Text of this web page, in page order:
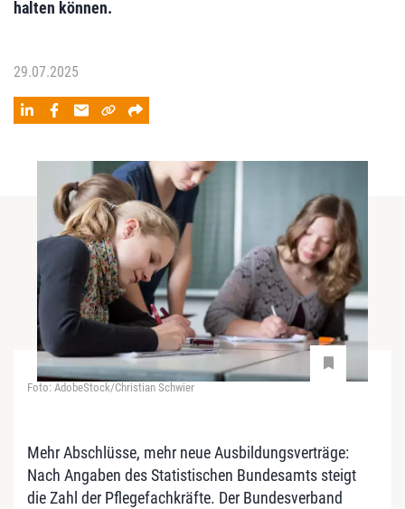
halten können.
29.07.2025
Foto: AdobeStock/Christian Schwier
Mehr Abschlüsse, mehr neue Ausbildungsverträge:
Nach Angaben des Statistischen Bundesamts steigt
die Zahl der Pflegefachkräfte. Der Bundesverband